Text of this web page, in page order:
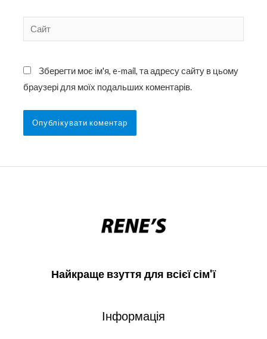
Сайт
Зберегти моє ім'я, e-mail, та адресу сайту в цьому
браузері для моїх подальших коментарів.
Найкраще взуття для всієї сім'ї
Інформація